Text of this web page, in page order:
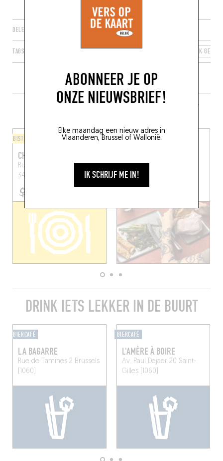
ABONNEER JE OP
ONZE NIEUWSBRIEF!
Elke maandag een nieuw adres in
Vlaanderen, Brussel of Wallonië.
IK SCHRIJF ME IN!
DELEN
TAGS BRUSSELS HOOFDSTEDELIJK GEWEST
MEER RESTAURANTS IN DE BUURT
BISTRO
CHARIVARI
Rue de la Croix de Pierre
34
COFFEE SHOP
Chau. de Charleroi 91A
Brussel (1060)
DRINK IETS LEKKER IN DE BUURT
BIERCAFÉ
LA BAGARRE
Rue de Tamines 2 Brussels
(1060)
BIERCAFÉ
L'AMÈRE À BOIRE
Av. Paul Dejaer 20 Saint-
Gilles (1060)